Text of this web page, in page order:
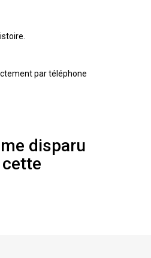
par téléphone
disparu